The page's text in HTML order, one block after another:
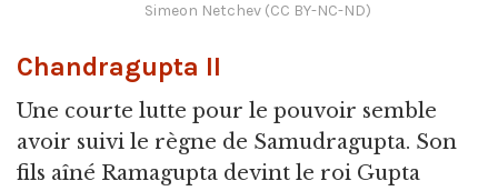
Simeon Netchev (CC BY-NC-ND)
Chandragupta II
Une courte lutte pour le pouvoir semble
avoir suivi le règne de Samudragupta. Son
fils aîné Ramagupta devint le roi Gupta